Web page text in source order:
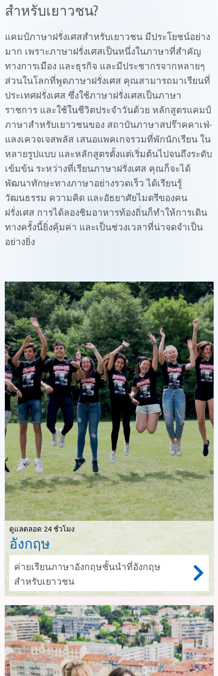
สำหรับเยาวชน?
แคมป์ภาษาฝรั่งเศสสำหรับเยาวชน มีประโยชน์อย่าง
มาก เพราะภาษาฝรั่งเศสเป็นหนึ่งในภาษาที่สำคัญ
ทางการเมือง และธุรกิจ และมีประชากรจากหลายๆ
ส่วนในโลกที่พูดภาษาฝรั่งเศส คุณสามารถมาเรียนที่
ประเทศฝรั่งเศส ซึ่งใช้ภาษาฝรั่งเศสเป็นภาษา
ราชการ และใช้ในชีวิตประจำวันด้วย หลักสูตรแคมป์
ภาษาสำหรับเยาวชนของ สถาบันภาษาสปร๊าคคาเฟ่-
แลงเควจเจสพลัส เสนอแพคเกจรวมที่พักนักเรียน ใน
หลายรูปแบบ และหลักสูตรตั้งแต่เริ่มต้นไปจนถึงระดับ
เข้มข้น ระหว่างที่เรียนภาษาฝรั่งเศส คุณก็จะได้
พัฒนาทักษะทางภาษาอย่างรวดเร็ว ได้เรียนรู้
วัฒนธรรม ความคิด และอัธยาศัยไมตรีของคน
ฝรั่งเศส การได้ลองชิมอาหารท้องถิ่นก็ทำให้การเดิน
ทางครั้งนี้ยิ่งคุ้มค่า และเป็นช่วงเวลาที่น่าจดจำเป็น
อย่างยิ่ง
ดูแลตลอด 24 ชั่วโมง
อังกฤษ
ค่ายเรียนภาษาอังกฤษชั้นนำที่อังกฤษ
สำหรับเยาวชน